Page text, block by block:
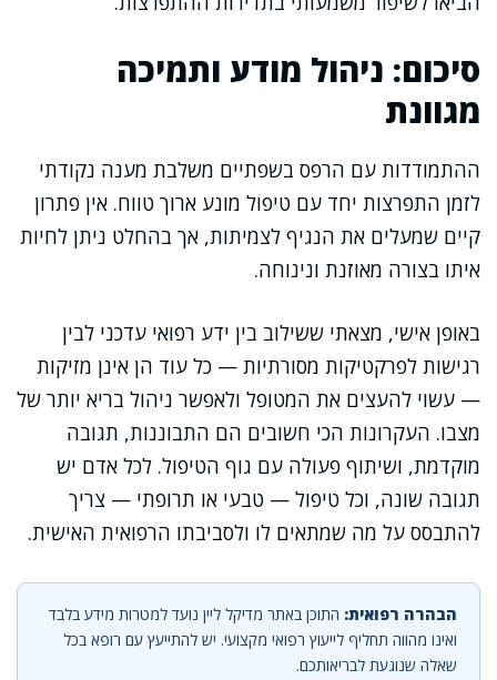
סיכום: ניהול מודע ותמיכה
מגוונת
ההתמודדות עם הרפס בשפתיים משלבת מענה נקודתי
לזמן התפרצות יחד עם טיפול מונע ארוך טווח. אין פתרון
קיים שמעלים את הנגיף לצמיתות, אך בהחלט ניתן לחיות
איתו בצורה מאוזנת ונינוחה.
באופן אישי, מצאתי ששילוב בין ידע רפואי עדכני לבין
רגישות לפרקטיקות מסורתיות — כל עוד הן אינן מזיקות
— עשוי להעצים את המטופל ולאפשר ניהול בריא יותר של
מצבו. העקרונות הכי חשובים הם התבוננות, תגובה
מוקדמת, ושיתוף פעולה עם גוף הטיפול. לכל אדם יש
תגובה שונה, וכל טיפול — טבעי או תרופתי — צריך
להתבסס על מה שמתאים לו ולסביבתו הרפואית האישית.
הבהרה רפואית: התוכן באתר מדיקל ליין נועד למטרות מידע בלבד
ואינו מהווה תחליף לייעוץ רפואי מקצועי. יש להתייעץ עם רופא בכל
שאלה שנוגעת לבריאותכם.